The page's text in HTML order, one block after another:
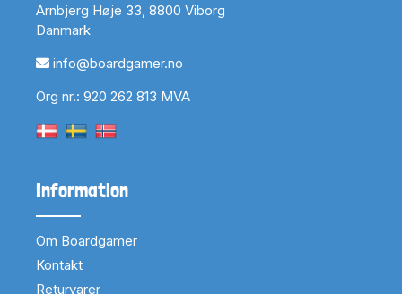
Arnbjerg Høje 33, 8800 Viborg
Danmark
info@boardgamer.no
Org nr.: 920 262 813 MVA
Information
Om Boardgamer
Kontakt
Returvarer